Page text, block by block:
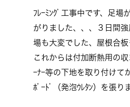
ﾌﾚｰﾐﾝｸﾞ工事中です、足場
がりました、、、３日間
場も大変でした、屋根合板
これからは付加断熱用の
ｰﾅｰ等の下地を取り付けて
ﾎﾞｰﾄﾞ（発泡ｳﾚﾀﾝ）を張り